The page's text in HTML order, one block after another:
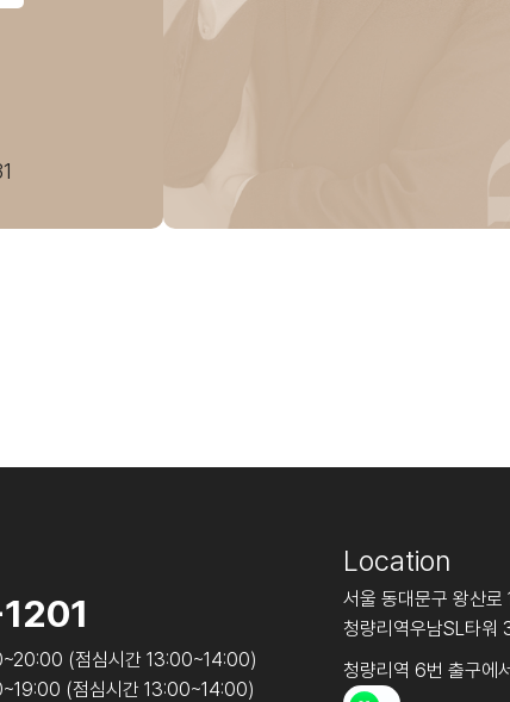
(점심시간 13:00~14:00)
(점심시간 13:00~14:00)
Location
서울 동대문구 왕산
청량리역우남SL타워
청량리역 6번 출구에